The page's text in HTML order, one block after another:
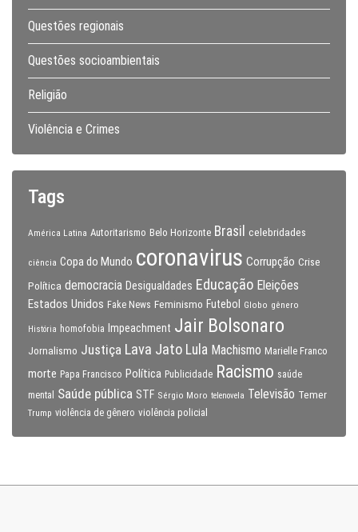
Questões regionais
Questões socioambientais
Religião
Violência e Crimes
Tags
América Latina Autoritarismo Belo Horizonte Brasil celebridades
ciência Copa do Mundo coronavirus Corrupção Crise
Política democracia Desigualdades Educação Eleições
Estados Unidos Fake News Feminismo Futebol Globo gênero
História homofobia Impeachment Jair Bolsonaro
Jornalismo Justiça Lava Jato Lula Machismo Marielle Franco
morte Papa Francisco Política Publicidade Racismo saúde
mental
Saúde pública STF Sérgio Moro telenovela Televisão Temer
Trump violência de gênero violência policial